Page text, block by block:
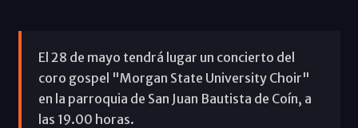
El 28 de mayo tendrá lugar un concierto del
coro gospel "Morgan State University Choir"
en la parroquia de San Juan Bautista de Coín, a
las 19.00 horas.